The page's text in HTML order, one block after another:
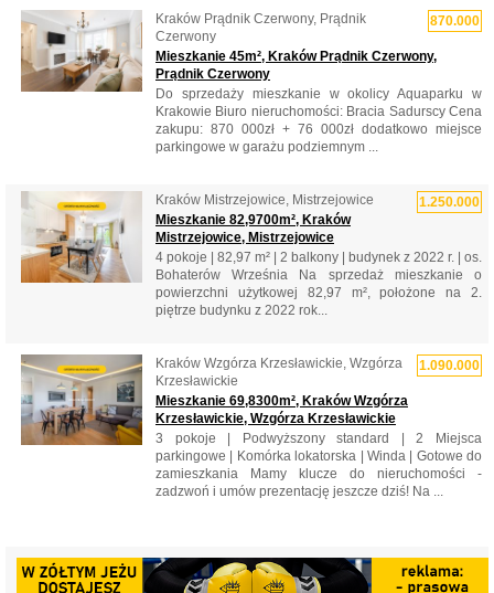
870.000
Kraków Prądnik Czerwony, Prądnik
Czerwony
Mieszkanie 45m², Kraków Prądnik Czerwony,
Prądnik Czerwony
Do sprzedaży mieszkanie w okolicy Aquaparku w
Krakowie Biuro nieruchomości: Bracia Sadurscy Cena
zakupu: 870 000zł + 76 000zł dodatkowo miejsce
parkingowe w garażu podziemnym ...
1.250.000
Kraków Mistrzejowice, Mistrzejowice
Mieszkanie 82,9700m², Kraków
Mistrzejowice, Mistrzejowice
4 pokoje | 82,97 m² | 2 balkony | budynek z 2022 r. | os.
Bohaterów Września Na sprzedaż mieszkanie o
powierzchni użytkowej 82,97 m², położone na 2.
piętrze budynku z 2022 rok...
1.090.000
Kraków Wzgórza Krzesławickie, Wzgórza
Krzesławickie
Mieszkanie 69,8300m², Kraków Wzgórza
Krzesławickie, Wzgórza Krzesławickie
3 pokoje | Podwyższony standard | 2 Miejsca
parkingowe | Komórka lokatorska | Winda | Gotowe do
zamieszkania Mamy klucze do nieruchomości -
zadzwoń i umów prezentację jeszcze dziś! Na ...